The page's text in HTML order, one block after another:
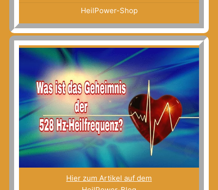
HeilPower-Shop
Hier zum Artikel auf dem